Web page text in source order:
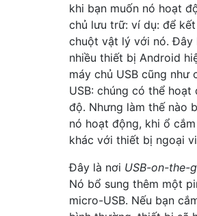
khi bạn muốn nó hoạt
chủ lưu trữ: ví dụ: để
chuột vật lý với nó. Đây
nhiều thiết bị Android
máy chủ USB cũng như
USB: chúng có thể
độ. Nhưng làm thế nào
nó hoạt động, khi ổ
khác với thiết bị ngoại
Đây là nơi USB-on-the-
Nó bổ sung thêm một
micro-USB. Nếu bạn